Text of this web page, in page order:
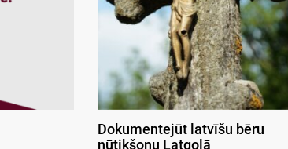
Dokumentejūt latvīšu bēru
nūtikšonu Latgolā